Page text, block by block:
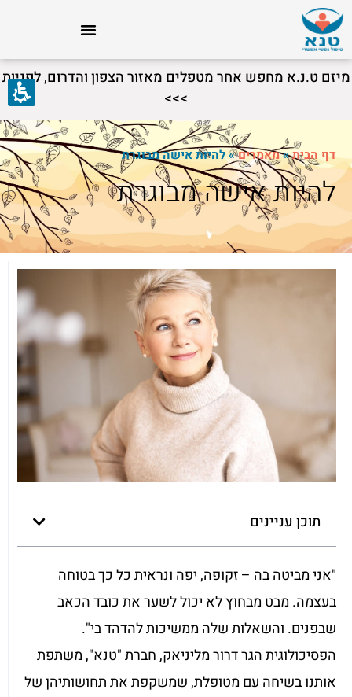
מיזם ט.נ.א מחפש אחר מטפלים מאזור הצפון והדרום, לפניות
>>>
דף הבית»מאמרים»להיות אישה מבוגרת
להיות אישה מבוגרת
תוכן עניינים
"אני מביטה בה – זקופה, יפה ונראית כל כך בטוחה
בעצמה. מבט מבחוץ לא יכול לשער את כובד הכאב
שבפנים. והשאלות שלה ממשיכות להדהד בי".
הפסיכולוגית הגר דרור מליניאק, חברת "טנא", משתפת
אותנו בשיחה עם מטופלת, שמשקפת את תחושותיהן של